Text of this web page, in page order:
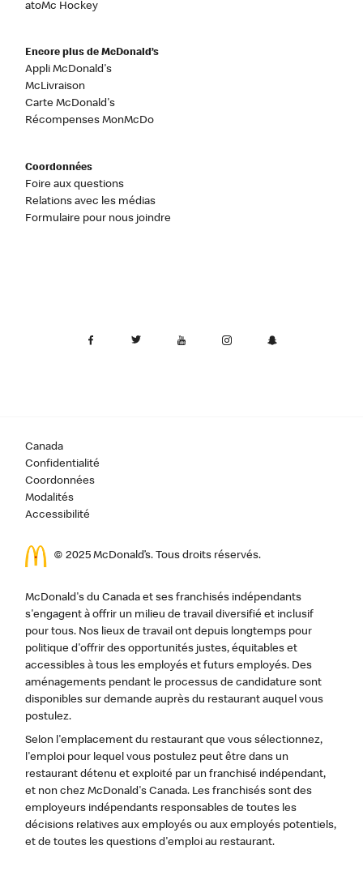
atoMc Hockey
Encore plus de McDonald’s
Appli McDonald's
McLivraison
Carte McDonald's
Récompenses MonMcDo
Coordonnées
Foire aux questions
Relations avec les médias
Formulaire pour nous joindre
Canada
Confidentialité
Coordonnées
Modalités
Accessibilité
© 2025 McDonald’s. Tous droits réservés.
McDonald's du Canada et ses franchisés indépendants
s'engagent à offrir un milieu de travail diversifié et inclusif
pour tous. Nos lieux de travail ont depuis longtemps pour
politique d'offrir des opportunités justes, équitables et
accessibles à tous les employés et futurs employés. Des
aménagements pendant le processus de candidature sont
disponibles sur demande auprès du restaurant auquel vous
postulez.
Selon l'emplacement du restaurant que vous sélectionnez,
l'emploi pour lequel vous postulez peut être dans un
restaurant détenu et exploité par un franchisé indépendant,
et non chez McDonald's Canada. Les franchisés sont des
employeurs indépendants responsables de toutes les
décisions relatives aux employés ou aux employés potentiels,
et de toutes les questions d'emploi au restaurant.